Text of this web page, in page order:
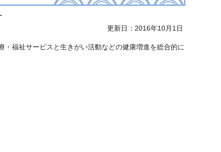
更新日：2016年10月1日
福祉サービスと生きがい活動などの健康増進を総合的に